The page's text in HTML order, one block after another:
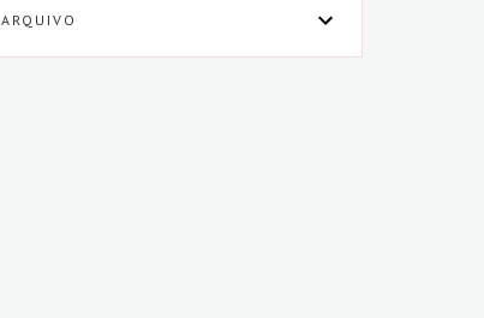
ARQUIVO